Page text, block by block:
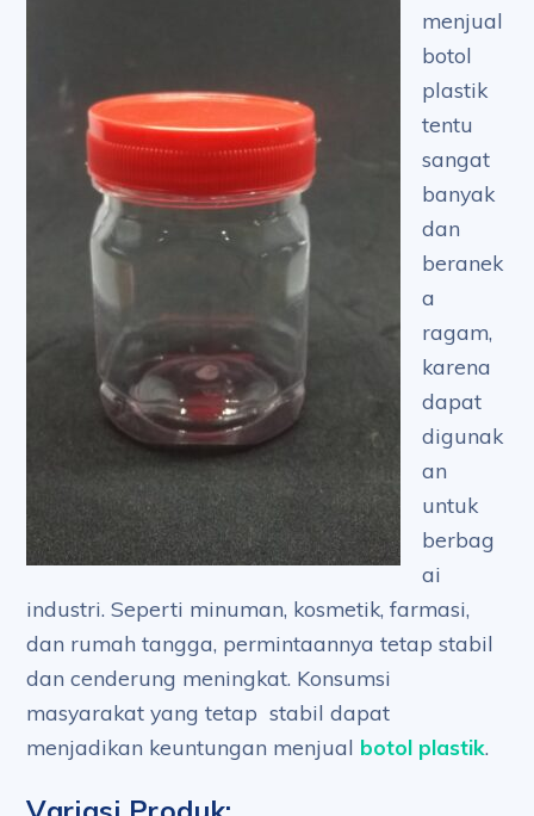
menjual
botol
plastik
tentu
sangat
banyak
dan
beranek
a
ragam,
karena
dapat
digunak
an
untuk
berbag
ai
industri. Seperti minuman, kosmetik, farmasi,
dan rumah tangga, permintaannya tetap stabil
dan cenderung meningkat. Konsumsi
masyarakat yang tetap stabil dapat
menjadikan keuntungan menjual botol plastik.